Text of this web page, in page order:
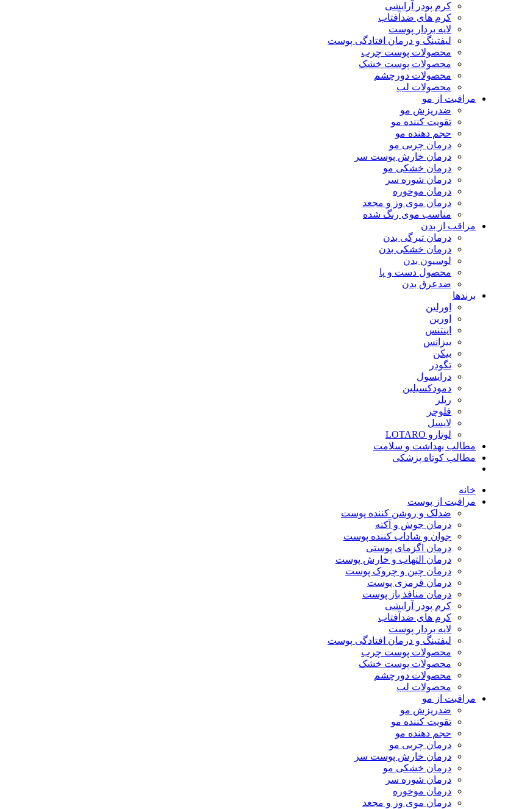
کرم پودر آرایشی
کرم های ضدآفتاب
لایه بردار پوست
لیفتینگ و درمان افتادگی پوست
محصولات پوست چرب
محصولات پوست خشک
محصولات دورچشم
محصولات لب
مراقبت از مو
ضدریزش مو
تقویت کننده مو
حجم دهنده مو
درمان چربی مو
درمان خارش پوست سر
درمان خشکی مو
درمان شوره سر
درمان موخوره
درمان موی وز و مجعد
مناسب موی رنگ شده
مراقب از بدن
درمان تیرگی بدن
درمان خشکی بدن
لوسیون بدن
محصول دست و پا
ضدعرق بدن
برندها
اورلین
اورین
اینتنس
بیزانس
بیکن
تگودر
درایسول
دمودکسیلین
رپلر
فلوچر
لایسل
لوتارو LOTARO
مطالب بهداشت و سلامت
مطالب کوتاه پزشکی
خانه
مراقبت از پوست
ضدلک و روشن کننده پوست
درمان جوش و آکنه
جوان و شاداب کننده پوست
درمان اگزمای پوستی
درمان التهاب و خارش پوست
درمان چین و چروک پوست
درمان قرمزی پوست
درمان منافذ باز پوست
کرم پودر آرایشی
کرم های ضدآفتاب
لایه بردار پوست
لیفتینگ و درمان افتادگی پوست
محصولات پوست چرب
محصولات پوست خشک
محصولات دورچشم
محصولات لب
مراقبت از مو
ضدریزش مو
تقویت کننده مو
حجم دهنده مو
درمان چربی مو
درمان خارش پوست سر
درمان خشکی مو
درمان شوره سر
درمان موخوره
درمان موی وز و مجعد